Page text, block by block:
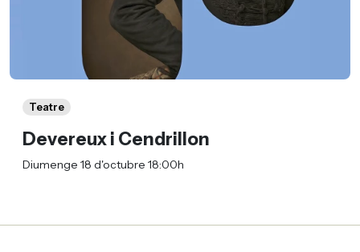
Teatre
Devereux i Cendrillon
Diumenge 18 d'octubre 18:00h